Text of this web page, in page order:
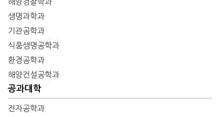
해양경찰학과
생명과학과
기관공학과
식품생명공학과
환경공학과
해양건설공학과
공과대학
전자공학과